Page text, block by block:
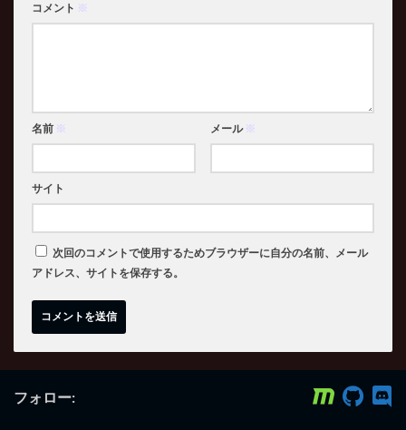
コメント ※
名前 ※ メール ※
サイト
次回のコメントで使用するためブラウザーに自分の名前、メール
アドレス、サイトを保存する。
フォロー: